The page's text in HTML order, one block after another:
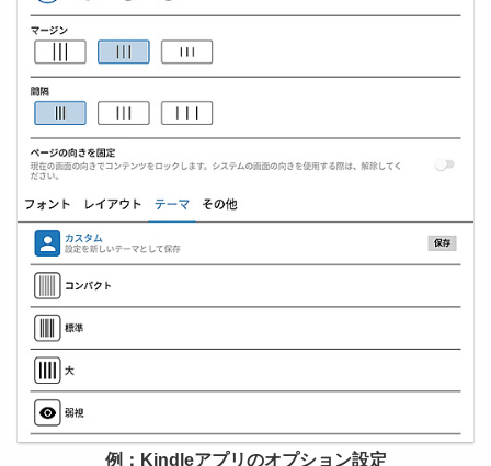
例：Kindleアプリのオプション設定